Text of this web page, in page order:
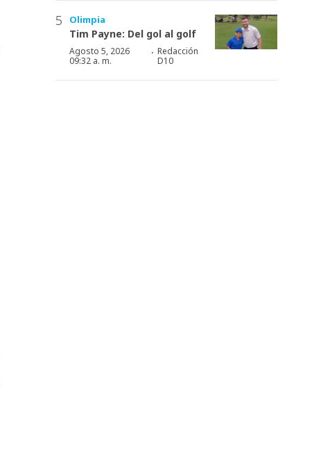
Olimpia
Tim Payne: Del gol al golf
Agosto 5, 2026
09:32 a. m.
· Redacción
D10